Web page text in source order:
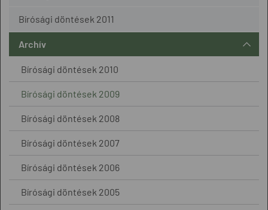
Bírósági döntések 2011
Archív
Bírósági döntések 2010
Bírósági döntések 2009
Bírósági döntések 2008
Bírósági döntések 2007
Bírósági döntések 2006
Bírósági döntések 2005